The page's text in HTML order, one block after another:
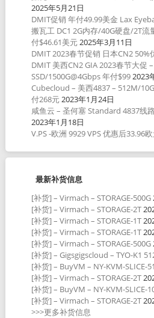
2025年5月21日
DMIT促销 年付49.99美金 Lax
搬瓦工 DC1 2G内存/40G硬盘/2T流
付$46.61美元2025年3月11日
DMIT 2023春节促销 日本CN2 50%
DMIT 美西CN2 GIA 2023春节大促
SSD/1500G@4Gbps 年付$992023
Cubecloud – 美西4837 – 512M/
付268元2023年1月24日
咸鱼云 – 圣何塞 Standard 4837线
2023年1月18日
V.PS -欧洲 9929 VPS 优惠后33.96
最新补货信息
[补货] – Virmach – STORAGE-500G
[补货] – Virmach – STORAGE-2T
[补货] – Virmach – STORAGE-1T
[补货] – Virmach – STORAGE-1T
[补货] – Virmach – STORAGE-500G
[补货] – Gigsgigscloud – TYO-K1
[补货] – BuyVM – NY-KVM-SLICE-
[补货] – Virmach – STORAGE-2T
[补货] – BuyVM – NY-KVM-SLICE-
[补货] – Virmach – STORAGE-2T
>>>更多补货信息